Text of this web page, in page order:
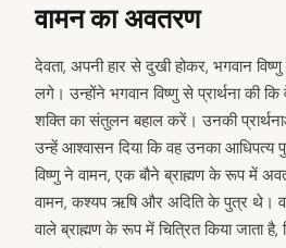
वामन का अवतरण
देवता, अपनी हार से दुखी होकर, भगवान
लगे। उन्होंने भगवान विष्णु से प्रार्थना की
शक्ति का संतुलन बहाल करें। उनकी
उन्हें आश्वासन दिया कि वह उनका आधिपत्य
विष्णु ने वामन, एक बौने ब्राह्मण के रूप में
वामन, कश्यप ऋषि और अदिति के पुत्र थे।
वाले ब्राह्मण के रूप में चित्रित किया जाता